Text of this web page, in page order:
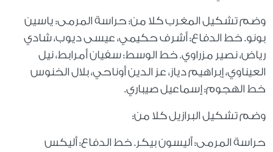
وضم تشكيل المغرب كلا من: حراسة المرمى: ياسين
بونو. خط الدفاع: أشرف حكيمي، عيسى ديوب، شادي
رياض، نصير مزراوي. خط الوسط: سفيان أمرابط، نيل
العيناوي، إبراهيم دياز، عز الدين أوناحي، بلال الخنوس
خط الهجوم: إسماعيل صيباري.
وضم تشكيل البرازيل كلا من:
حراسة المرمى: أليسون بيكر. خط الدفاع: أليكس